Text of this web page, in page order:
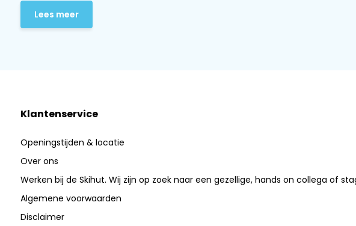
Lees meer
Klantenservice
Openingstijden & locatie
Over ons
Werken bij de Skihut. Wij zijn op zoek naar een gezellige, hands on collega of
Algemene voorwaarden
Disclaimer